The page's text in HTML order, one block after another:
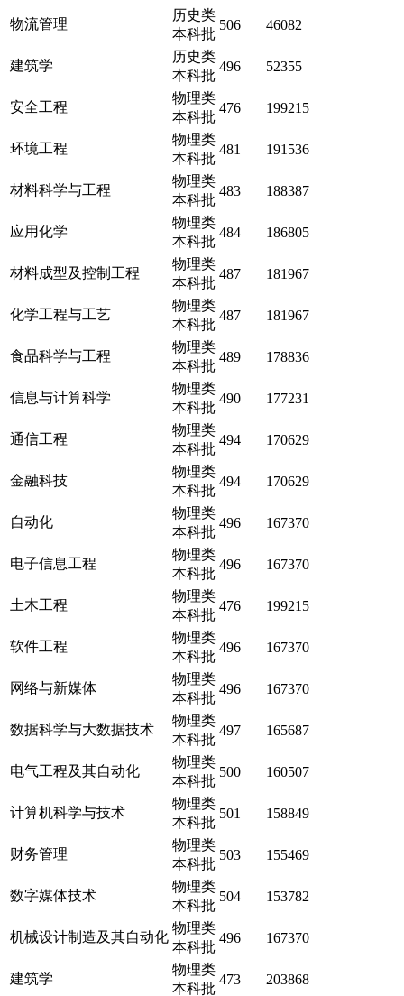
物流管理
历史类
本科批
506 46082
建筑学
历史类
本科批
496 52355
安全工程
物理类
本科批
476 199215
环境工程
物理类
本科批
481 191536
材料科学与工程
物理类
本科批
483 188387
应用化学
物理类
本科批
484 186805
材料成型及控制工程
物理类
本科批
487 181967
化学工程与工艺
物理类
本科批
487 181967
食品科学与工程
物理类
本科批
489 178836
信息与计算科学
物理类
本科批
490 177231
通信工程
物理类
本科批
494 170629
金融科技
物理类
本科批
494 170629
自动化
物理类
本科批
496 167370
电子信息工程
物理类
本科批
496 167370
土木工程
物理类
本科批
476 199215
软件工程
物理类
本科批
496 167370
网络与新媒体
物理类
本科批
496 167370
数据科学与大数据技术
物理类
本科批
497 165687
电气工程及其自动化
物理类
本科批
500 160507
计算机科学与技术
物理类
本科批
501 158849
财务管理
物理类
本科批
503 155469
数字媒体技术
物理类
本科批
504 153782
机械设计制造及其自动化
物理类
本科批
496 167370
建筑学
物理类
本科批
473 203868